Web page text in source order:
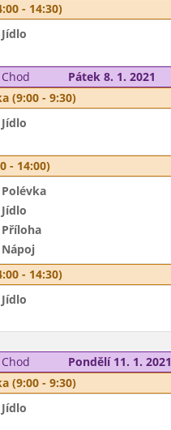
- 14:30)
Jídlo
Chod
Pátek 8. 1. 2021
(9:00 - 9:30)
Jídlo
- 14:00)
Polévka
Jídlo
Příloha
Nápoj
- 14:30)
Jídlo
Chod
Pondělí 11. 1. 2021
(9:00 - 9:30)
Jídlo